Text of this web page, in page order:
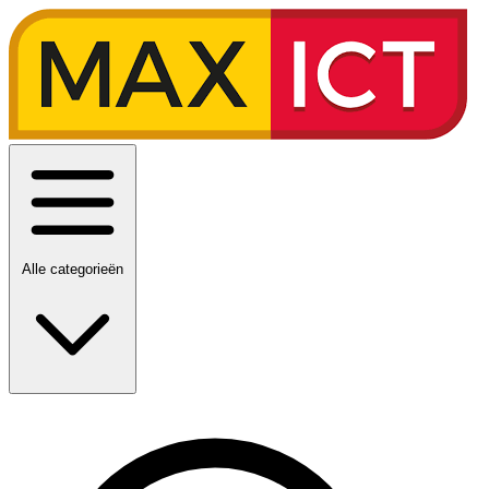
Alle categorieën